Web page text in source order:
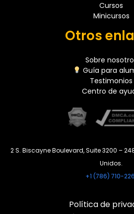
Cursos
Minicursos
Otros
Sobre
Guía para
Testimonios
Centro de
2 S. Biscayne Boulevard, Suite 3200 –
Unidos.
+1 (786) 710-
Política de